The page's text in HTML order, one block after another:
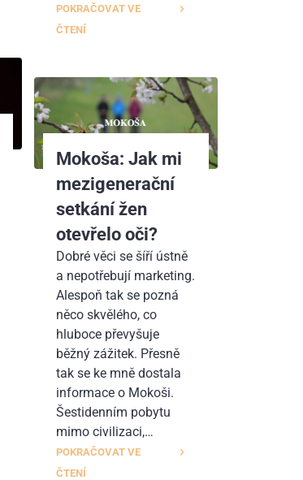
POKRAČOVAT VE
ČTENÍ
Mokoša: Jak mi
mezigenerační
setkání žen
otevřelo oči?
Dobré věci se šíří ústně
a nepotřebují marketing.
Alespoň tak se pozná
něco skvělého, co
hluboce převyšuje
běžný zážitek. Přesně
tak se ke mně dostala
informace o Mokoši.
Šestidenním pobytu
mimo civilizaci,…
POKRAČOVAT VE
ČTENÍ